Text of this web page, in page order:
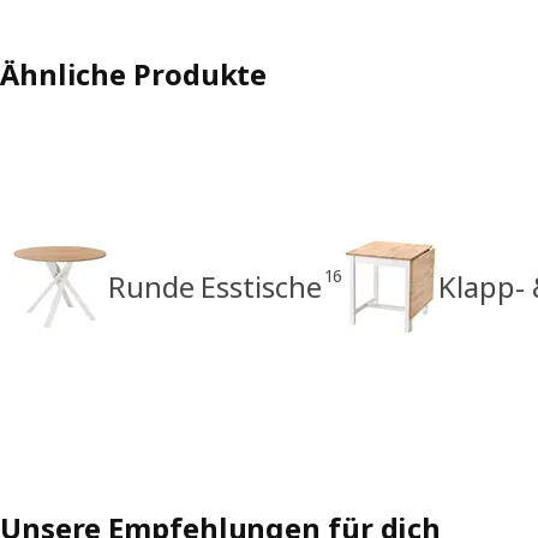
Ähnliche Produkte
Runde Esstische 16 Klapp-
Unsere Empfehlungen für dich